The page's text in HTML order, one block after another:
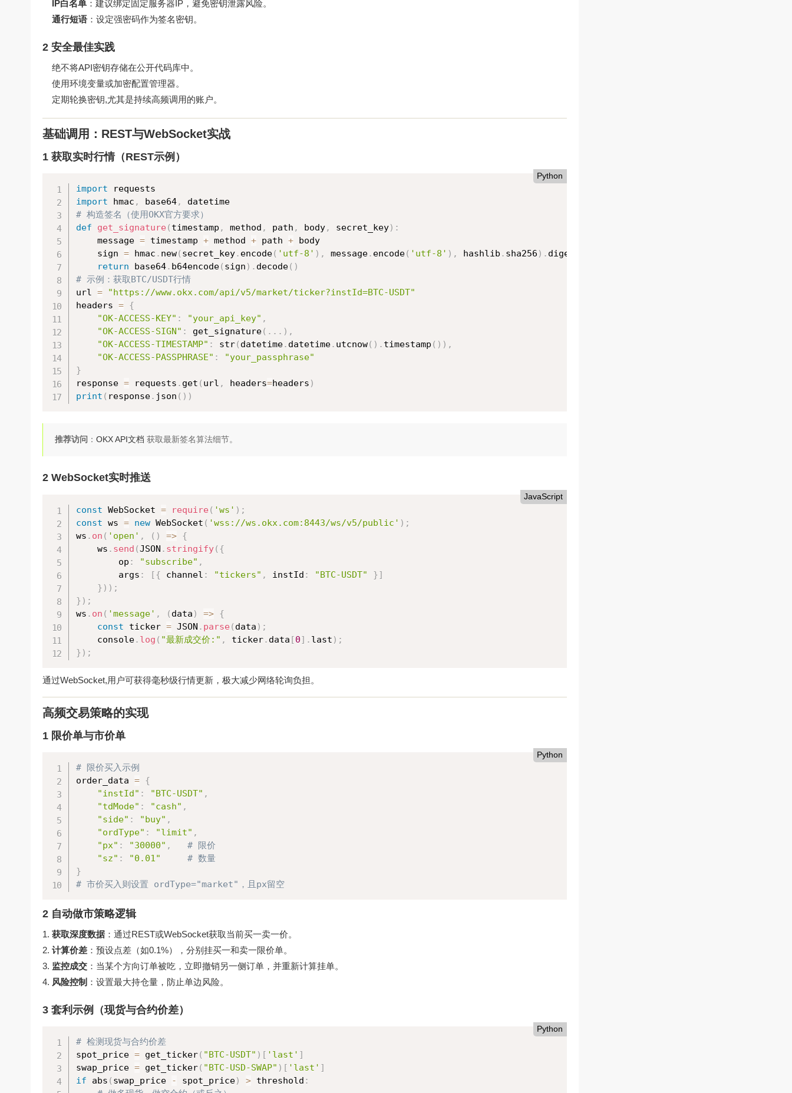
IP白名单 ：建议绑定固定服务器IP，避免密钥泄露风险。
通行短语 ：设定强密码作为签名密钥。
2 安全最佳实践
绝不将API密钥存储在公开代码库中。
使用环境变量或加密配置管理器。
定期轮换密钥,尤其是持续高频调用的账户。
基础调用：REST与WebSocket实战
1 获取实时行情（REST示例）
Python
import
import hmac , base64,
# 构造签名（使用OKX官方要求）
def
get_signature( timestamp , method , path , body, secret_key) :
    message
= timestamp + method + path + body
    sign
= hmac . new( secret_key. encode( 'utf-8' ) , message. encode( 'utf-8' ) , hashlib . sha256 ) . digest
return base64. b64encode( sign ) . decode( )
# 示例：获取BTC/USDT行情
url =
"https://www.okx.com/api/v5/market/ticker?instId=BTC-USDT"
headers = {
"OK-ACCESS-KEY" : "your_api_key" ,
"OK-ACCESS-SIGN" : get_signature( . . . ) ,
"OK-ACCESS-TIMESTAMP" : str( datetime. datetime. utcnow( ) . timestamp ( ) ) ,
"OK-ACCESS-PASSPHRASE" :
"your_passphrase"
}
response = requests . get ( url , headers=headers )
print ( response. json ( ) )
推荐访问 ： OKX API文档 获取最新签名算法细节。
2 WebSocket实时推送
JavaScript
const WebSocket = require( 'ws' ) ;
const ws = new WebSocket ( 'wss://ws.okx.com:8443/ws/v5/public' ) ;
ws . on ( 'open' , ( ) => {
    ws
. send (JSON . stringify( {
        op
: "subscribe" ,
        args
: [{ channel : "tickers" , instId : "BTC-USDT" }]
} ) ) ;
} ) ;
ws . on ( 'message' , ( data ) => {
const ticker = JSON . parse( data ) ;
    console
. log ( "最新成交价:" , ticker. data [0] . last ) ;
} ) ;
通过WebSocket,用户可获得毫秒级行情更新，极大减少网络轮询负担。
高频交易策略的实现
1 限价单与市价单
Python
# 限价买入示例
order_data = {
"instId" : "BTC-USDT" ,
"tdMode" : "cash" ,
"side" : "buy" ,
"ordType" : "limit" ,
"px" : "30000" ,
# 限价
"sz" : "0.01"
# 数量
}
# 市价买入则设置 ordType="market"，且px留空
2 自动做市策略逻辑
获取深度数据 ：通过REST或WebSocket获取当前买一卖一价。
计算价差 ：预设点差（如0.1%），分别挂买一和卖一限价单。
监控成交 ：当某个方向订单被吃，立即撤销另一侧订单，并重新计算挂单。
风险控制 ：设置最大持仓量，防止单边风险。
3 套利示例（现货与合约价差）
Python
# 检测现货与合约价差
spot_price = get_ticker( "BTC-USDT" ) [ 'last' ]
swap_price = get_ticker( "BTC-USD-SWAP" ) [ 'last' ]
if abs ( swap_price - spot_price) > threshold :